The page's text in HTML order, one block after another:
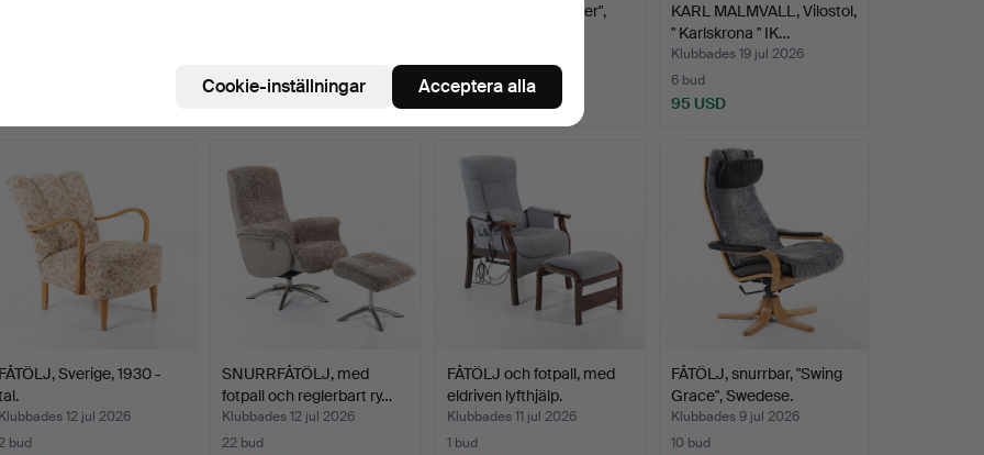
2 bud
BROR BOIJE. "Junker",
32 bud
KARL MALMVALL, Vilostol,
" Karlskrona " IK…
Klubbades 19 jul 2026
6 bud
95 USD
Sverige, 1930 -
12 jul 2026
bud
SNURRFÅTÖLJ, med
fotpall och reglerbart ry…
Klubbades 12 jul 2026
22 bud
FÅTÖLJ och fotpall, med
eldriven lyfthjälp.
Klubbades 11 jul 2026
1 bud
FÅTÖLJ, snurrbar, "Swing
Grace", Swedese.
Klubbades 9 jul 2026
10 bud
Cookie-inställningar Acceptera alla